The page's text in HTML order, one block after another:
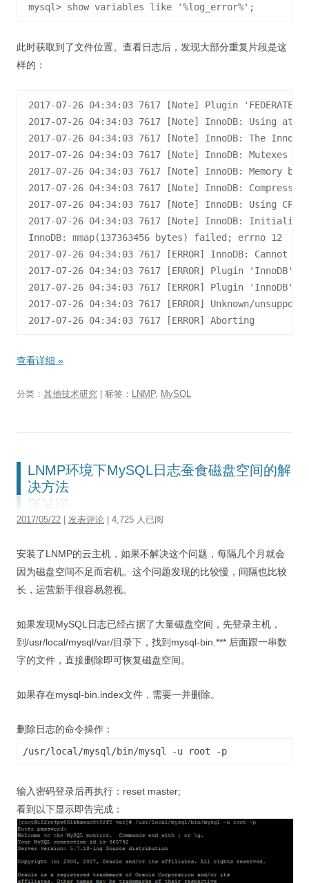
此时获取到了文件位置。查看日志后，发现大部分重复片段是这
样的：
2017-07-26 04:34:03 7617 [Note] Plugin
2017-07-26 04:34:03 7617 [Note] InnoDB: Using
2017-07-26 04:34:03 7617 [Note] InnoDB: The
2017-07-26 04:34:03 7617 [Note] InnoDB: Mutexes
2017-07-26 04:34:03 7617 [Note] InnoDB: Memory
2017-07-26 04:34:03 7617 [Note] InnoDB:
2017-07-26 04:34:03 7617 [Note] InnoDB: Using
2017-07-26 04:34:03 7617 [Note] InnoDB:
InnoDB: mmap(137363456 bytes) failed; errno 12
2017-07-26 04:34:03 7617 [ERROR] InnoDB:
2017-07-26 04:34:03 7617 [ERROR] Plugin
2017-07-26 04:34:03 7617 [ERROR] Plugin 'InnoDB'
2017-07-26 04:34:03 7617 [ERROR] Unknown/
查看详细 »
分类： 其他技术研究 | 标签： LNMP, MySQL
LNMP环境下MySQL日志蚕食磁盘空间的解
决方法
2017/05/22 发表评论 | 4,725 人已阅
安装了LNMP的云主机，如果不解决这个问题，每隔几个月就会
因为磁盘空间不足而宕机。这个问题发现的比较慢，间隔也比较
长，运营新手很容易忽视。
如果发现MySQL日志已经占据了大量磁盘空间，先登录主机，
到/usr/local/mysql/var/目录下，找到mysql-bin.*** 后面跟一串数
字的文件，直接删除即可恢复磁盘空间。
如果存在mysql-bin.index文件，需要一并删除。
删除日志的命令操作：
/usr/local/mysql/bin/mysql -u root -p
输入密码登录后再执行：reset master;
看到以下显示即告完成：